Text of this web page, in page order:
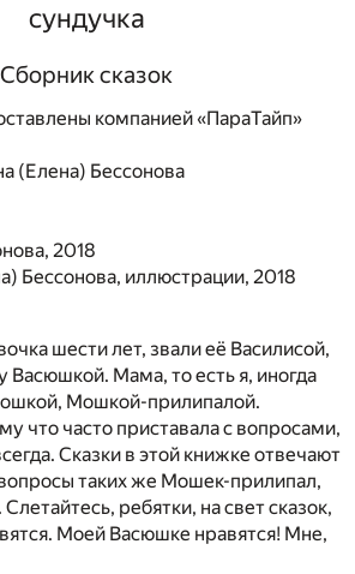
сундучка
Сборник сказок
компанией «ПараТайп»
(Елена) Бессонова
2018
Бессонова, иллюстрации, 2018
шести лет, звали её Василисой,
Мама, то есть я, иногда
Мошкой-прилипалой.
что часто приставала с вопросами,
Сказки в этой книжке отвечают
таких же Мошек-прилипал,
ребятки, на свет сказок,
Моей Васюшке нравятся! Мне,